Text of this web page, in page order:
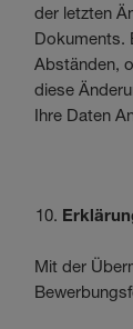
der letzten
Dokuments.
Abständen,
diese
Ihre Daten
Mit der